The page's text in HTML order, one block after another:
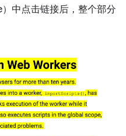
中点击链接后，整个部分